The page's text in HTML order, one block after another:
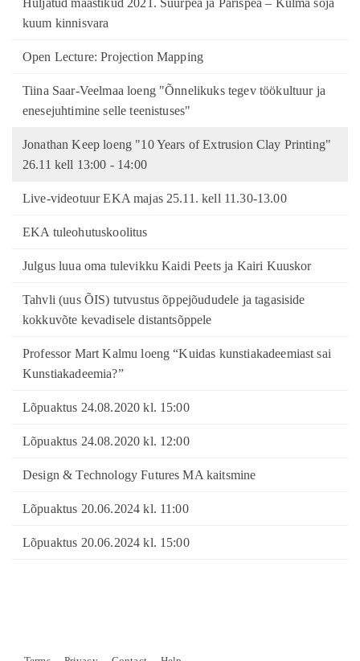
Hüljatud maastikud 2021. Suurpea ja Pärispea – Külma sõja
kuum kinnisvara
Open Lecture: Projection Mapping
Tiina Saar-Veelmaa loeng "Õnnelikuks tegev töökultuur ja
enesejuhtimine selle teenistuses"
Jonathan Keep loeng "10 Years of Extrusion Clay Printing"
26.11 kell 13:00 - 14:00
Live-videotuur EKA majas 25.11. kell 11.30-13.00
EKA tuleohutuskoolitus
Julgus luua oma tulevikku Kaidi Peets ja Kairi Kuuskor
Tahvli (uus ÕIS) tutvustus õppejõududele ja tagasiside
kokkuvõte kevadisele distantsõppele
Professor Mart Kalmu loeng “Kuidas kunstiakadeemiast sai
Kunstiakadeemia?”
Lõpuaktus 24.08.2020 kl. 15:00
Lõpuaktus 24.08.2020 kl. 12:00
Design & Technology Futures MA kaitsmine
Lõpuaktus 20.06.2024 kl. 11:00
Lõpuaktus 20.06.2024 kl. 15:00